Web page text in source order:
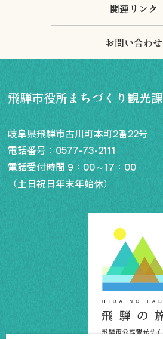
関連リンク
お問い合わせ
飛騨市役所まちづくり観光課
岐阜県飛騨市古川町本町2番22号
電話番号： 0577-73-2111
電話受付時間 9：00～17：00
（土日祝日年末年始休）